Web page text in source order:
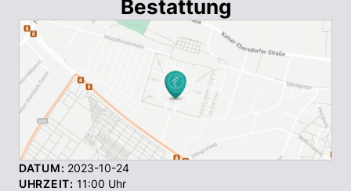
Bestattung
DATUM: 2023-10-24
UHRZEIT: 11:00 Uhr